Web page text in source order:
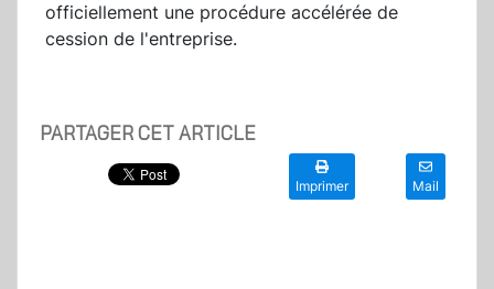
officiellement une procédure accélérée de
cession de l'entreprise.
PARTAGER CET ARTICLE
Imprimer Mail